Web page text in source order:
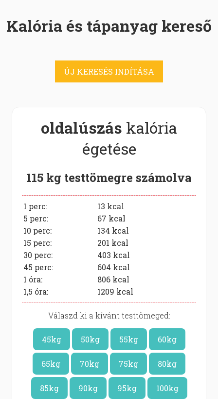
Kalória és tápanyag kereső
ÚJ KERESÉS INDÍTÁSA
oldalúszás kalória
égetése
115 kg testtömegre számolva
1 perc: 13 kcal
5 perc:
67 kcal
10 perc:
134 kcal
15 perc:
201 kcal
30 perc:
403 kcal
45 perc:
604 kcal
1 óra:
806 kcal
1,5 óra:
1209 kcal
Válaszd ki a kívánt testtömeged:
45kg 50kg 55kg 60kg
65kg 70kg 75kg 80kg
85kg 90kg 95kg 100kg